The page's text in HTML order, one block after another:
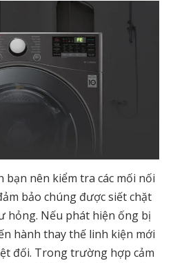
nên kiểm tra các mối nối
bảo chúng được siết chặt
hỏng. Nếu phát hiện ống bị
hành thay thế linh kiện mới
đối. Trong trường hợp cảm